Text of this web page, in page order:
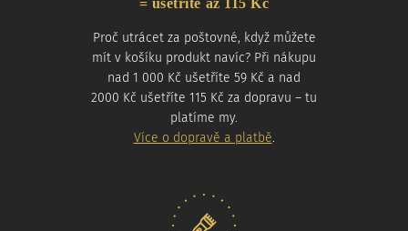
= ušetříte až 115 Kč
Proč utrácet za poštovné, když můžete
mít v košíku produkt navíc? Při nákupu
nad 1 000 Kč ušetříte 59 Kč a nad
2000 Kč ušetříte 115 Kč za dopravu – tu
platíme my.
Více o dopravě a platbě.